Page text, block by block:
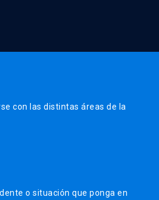
con las distintas áreas de la
o situación que ponga en